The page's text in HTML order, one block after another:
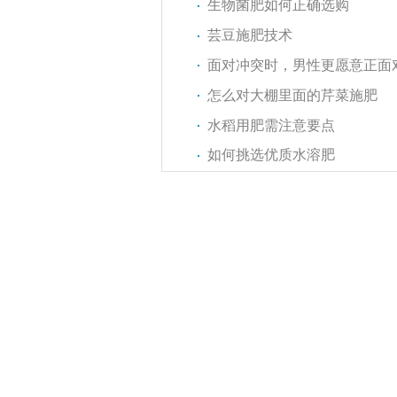
生物菌肥如何正确选购
芸豆施肥技术
面对冲突时，男性更愿意正面
怎么对大棚里面的芹菜施肥
水稻用肥需注意要点
如何挑选优质水溶肥